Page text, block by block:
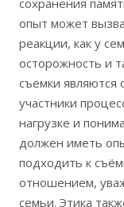
сохранения
опыт может
реакции, как у
осторожность и
съемки являются
участники
нагрузке и
должен иметь
подходить к
отношением,
семьи. Этика